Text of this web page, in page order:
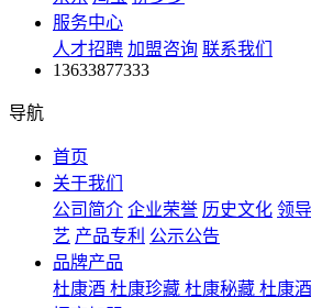
服务中心
人才招聘 加盟咨询 联系我们
13633877333
导航
首页
关于我们
公司简介 企业荣誉 历史文化 领
艺 产品专利 公示公告
品牌产品
杜康酒 杜康珍藏 杜康秘藏 杜康